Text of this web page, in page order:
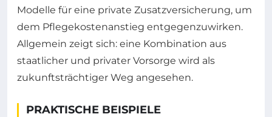
Modelle für eine private Zusatzversicherung, um
dem Pflegekostenanstieg entgegenzuwirken.
Allgemein zeigt sich: eine Kombination aus
staatlicher und privater Vorsorge wird als
zukunftsträchtiger Weg angesehen.
PRAKTISCHE BEISPIELE